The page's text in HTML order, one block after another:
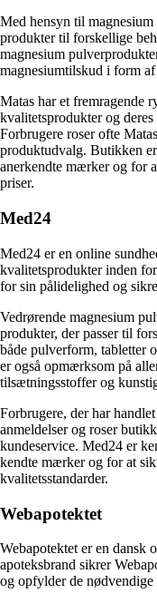
Med hensyn til
produkter til forskellige
magnesium
magnesiumtilskud i form
Matas har et fremragende
kvalitetsprodukter og
Forbrugere roser ofte
produktudvalg. Butikken
anerkendte mærker og for
priser.
Med24
Med24 er en online
kvalitetsprodukter inden
for sin pålidelighed og
Vedrørende magnesium
produkter, der passer til
både pulverform, tabletter
er også opmærksom på
tilsætningsstoffer og
Forbrugere, der har
anmeldelser og roser
kundeservice. Med24 er
kendte mærker og for at
kvalitetsstandarder.
Webapotektet
Webapotektet er en dansk
apoteksbrand sikrer
og opfylder de nødvendige